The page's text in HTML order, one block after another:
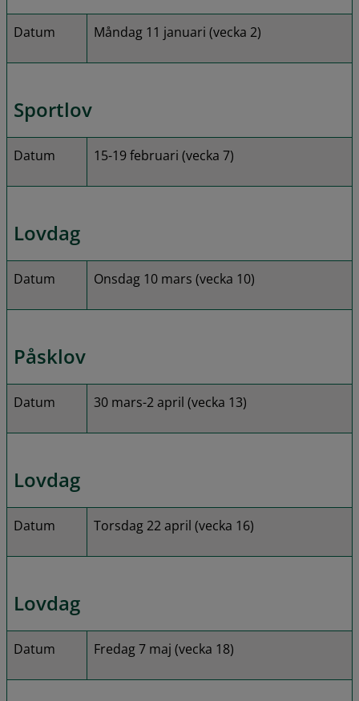
Datum Måndag 11 januari (vecka 2)
Sportlov
Datum 15-19 februari (vecka 7)
Lovdag
Datum Onsdag 10 mars (vecka 10)
Påsklov
Datum 30 mars-2 april (vecka 13)
Lovdag
Datum Torsdag 22 april (vecka 16)
Lovdag
Datum Fredag 7 maj (vecka 18)